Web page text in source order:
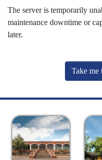
The server is temporarily
maintenance downtime or
later.
Take me